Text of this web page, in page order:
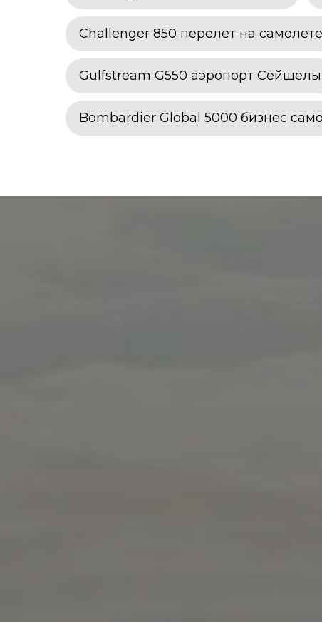
Challenger 850 перелет на самолете
Gulfstream G550 аэропорт Сейшелы
Bombardier Global 5000 бизнес